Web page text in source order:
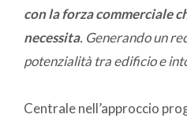
con la forza commerciale
necessita. Generando un
potenzialità tra edificio e
Centrale nell’approccio